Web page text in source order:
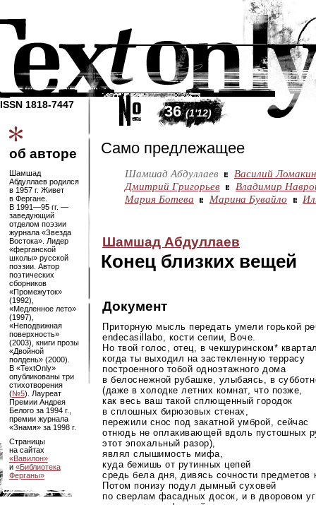
ISSN 1818-7447
об авторе
Шамшад
Абдуллаев родился
в 1957 г. Живет
в Фергане.
В 1991—95гг. —
заведующий
отделом поэзии
журнала «Звезда
Востока». Лидер
«ферганской
школы» русской
поэзии. Автор
поэтических
сборников
«Промежуток»
(1992),
«Медленное лето»
(1997),
«Неподвижная
поверхность»
(2003), книги прозы
«Двойной
полдень» (2000).
В «TextOnly»
опубликованы три
стихотворения
(№5). Лауреат
Премии Андрея
Белого за 1994 г.,
премии журнала
«Знамя» за 1998 г.
Страницы
на сайтах
«Вавилон»
и «Библиотека
Ферганы»
36(1'12)
Само предлежащее
Шамшад Абдуллаев
Василий Ломакин
Дмитрий Григорьев
Владимир
Мария Ботева
Марина Бувайло
Шамшад Абдуллаев
Конец близких вещей
Документ
Приторную мысль передать умели горькой
endecasillabo, кости сепии, Воче.
Но твой голос, отец, в чекшуринском*
когда ты выходил на застекленную террасу
построенного тобой одноэтажного дома
в белоснежной рубашке, улыбаясь, в
(даже в холодке летних комнат, что позже,
как весь ваш такой сплющенный городок
в сплошных бирюзовых стенах,
пережили снос под закатной умброй, сейчас
отнюдь не оплакивающей вдоль пустошных
этот эпохальный разор),
являл слышимость мифа,
куда бежишь от рутинных цепей
средь бела дня, дивясь сочности предметов
Потом понизу подул дымный суховей
по сверлам фасадных досок, и в дворовом